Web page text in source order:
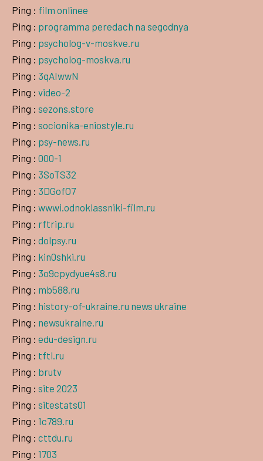
Ping : film onlinee
Ping : programma peredach na segodnya
Ping : psycholog-v-moskve.ru
Ping : psycholog-moskva.ru
Ping : 3qAIwwN
Ping : video-2
Ping : sezons.store
Ping : socionika-eniostyle.ru
Ping : psy-news.ru
Ping : 000-1
Ping : 3SoTS32
Ping : 3DGofO7
Ping : wwwi.odnoklassniki-film.ru
Ping : rftrip.ru
Ping : dolpsy.ru
Ping : kin0shki.ru
Ping : 3o9cpydyue4s8.ru
Ping : mb588.ru
Ping : history-of-ukraine.ru news ukraine
Ping : newsukraine.ru
Ping : edu-design.ru
Ping : tftl.ru
Ping : brutv
Ping : site 2023
Ping : sitestats01
Ping : 1c789.ru
Ping : cttdu.ru
Ping : 1703